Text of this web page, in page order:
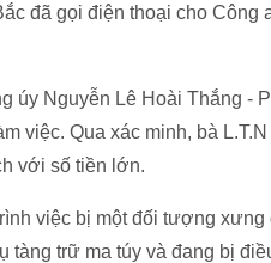
đã gọi điện thoại cho Công
úy Nguyễn Lê Hoài Thắng -
việc. Qua xác minh, bà
với số tiền lớn.
việc bị một đối tượng
tàng trữ ma túy và đang bị